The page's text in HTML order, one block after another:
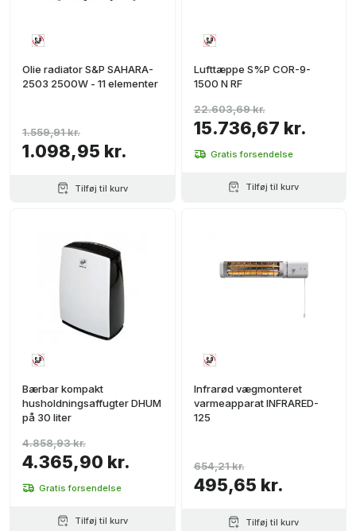
Olie radiator S&P SAHARA-
2503 2500W - 11 elementer
1.098,95 kr.
1.559,91 kr.
Tilføj til kurv
Lufttæppe S%P COR-9-
1500 N RF
15.736,67 kr.
22.603,69 kr.
Gratis forsendelse
Tilføj til kurv
Bærbar kompakt
husholdningsaffugter DHUM
på 30 liter
4.365,90 kr.
4.858,93 kr.
Gratis forsendelse
Tilføj til kurv
Infrarød vægmonteret
varmeapparat INFRARED-
125
495,65 kr.
654,21 kr.
Tilføj til kurv